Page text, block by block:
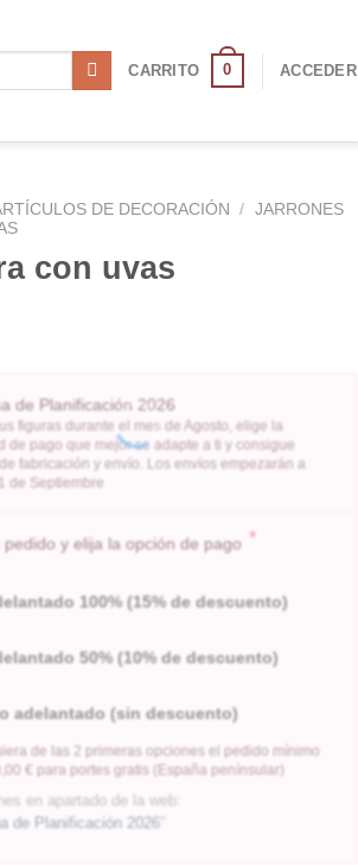
CARRITO 0 ACCEDER
DE DECORACIÓN / JARRONES
con uvas
de Planificación 2026
figuras durante el mes de Agosto, elige la
de pago que mejor se adapte a ti y consigue
fabricación y envío. Los envíos empezarán a
de Septiembre
pedido y elija la opción de pago *
100% (15% de descuento)
50% (10% de descuento)
adelantado (sin descuento)
de las 2 primeras opciones el pedido mínimo
€ para portes gratis (España penínsular)
en apartado de la web:
de Planificación 2026 "